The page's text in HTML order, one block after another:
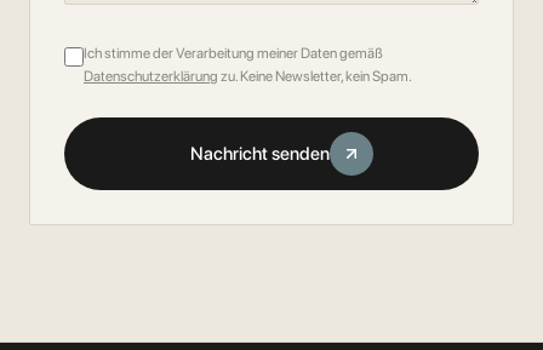
Ich stimme der Verarbeitung meiner Daten gemäß
Datenschutzerklärung zu. Keine Newsletter, kein Spam.
Nachricht senden